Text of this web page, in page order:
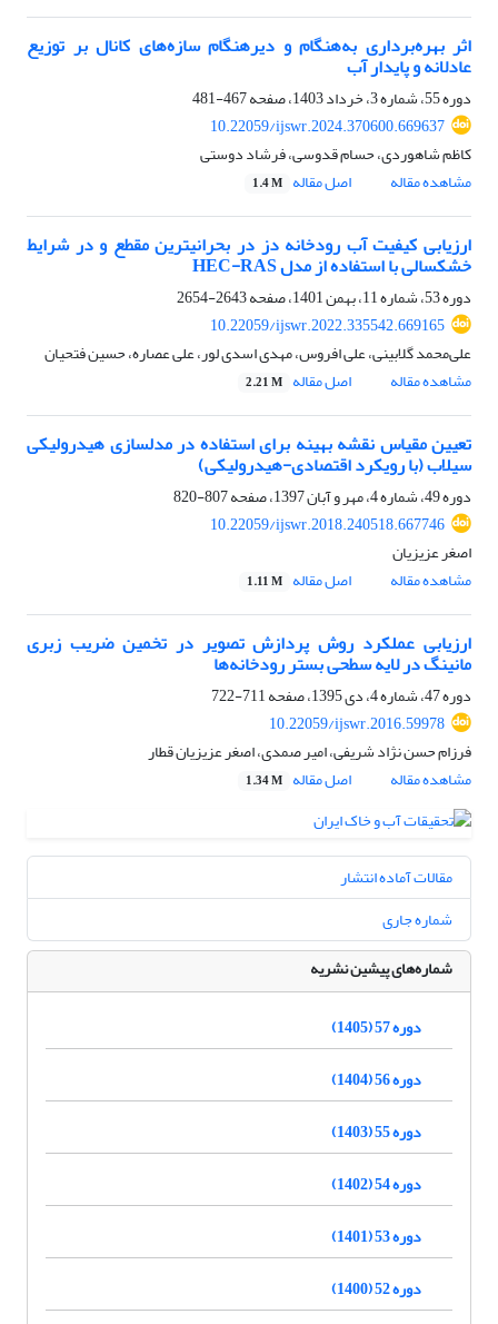
اثر بهره‌برداری به‌هنگام و دیرهنگام سازه‌های کانال بر توزیع
عادلانه و پایدار آب
دوره 55، شماره 3، خرداد 1403، صفحه
467-481
10.22059/ijswr.2024.370600.669637
کاظم شاهوردی، حسام قدوسی، فرشاد دوستی
مشاهده مقاله
اصل مقاله 1.4 M
ارزیابی کیفیت آب رودخانه دز در بحرانیترین مقطع و در شرایط
خشکسالی با استفاده از مدل HEC-RAS
دوره 53، شماره 11، بهمن 1401، صفحه
2643-2654
10.22059/ijswr.2022.335542.669165
علی‌محمد گلابینی، علی افروس، مهدی اسدی لور، علی عصاره، حسین فتحیان
مشاهده مقاله
اصل مقاله 2.21 M
تعیین مقیاس نقشه بهینه برای استفاده در مدلسازی هیدرولیکی
سیلاب (با رویکرد اقتصادی-هیدرولیکی)
دوره 49، شماره 4، مهر و آبان 1397، صفحه
807-820
10.22059/ijswr.2018.240518.667746
اصغر عزیزیان
مشاهده مقاله
اصل مقاله 1.11 M
ارزیابی عملکرد روش پردازش تصویر در تخمین ضریب زبری
مانینگ در لایه سطحی بستر رودخانه‌ها
دوره 47، شماره 4، دی 1395، صفحه
711-722
10.22059/ijswr.2016.59978
فرزام حسن نژاد شریفی، امیر صمدی، اصغر عزیزیان قطار
مشاهده مقاله
اصل مقاله 1.34 M
مقالات آماده انتشار
شماره جاری
شماره‌های پیشین نشریه
دوره 57 (1405)
دوره 56 (1404)
دوره 55 (1403)
دوره 54 (1402)
دوره 53 (1401)
دوره 52 (1400)